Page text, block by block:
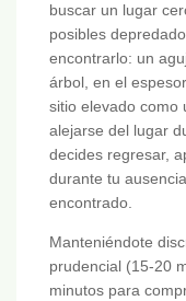
buscar un lugar
posibles
encontrarlo: un
árbol, en el
sitio elevado como
alejarse del lugar
decides regresar,
durante tu
encontrado.
Manteniéndote
prudencial (15-20
minutos para